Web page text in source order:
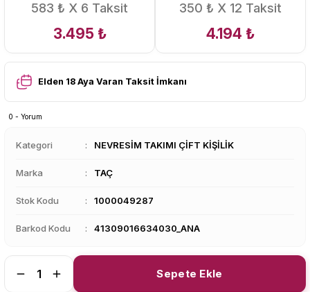
583 ₺ X 6 Taksit
3.495 ₺
350 ₺ X 12 Taksit
4.194 ₺
Elden 18 Aya Varan Taksit İmkanı
0 - Yorum
Kategori NEVRESİM TAKIMI ÇİFT KİŞİLİK
Marka TAÇ
Stok Kodu 1000049287
Barkod Kodu 41309016634030_ANA
Sepete Ekle